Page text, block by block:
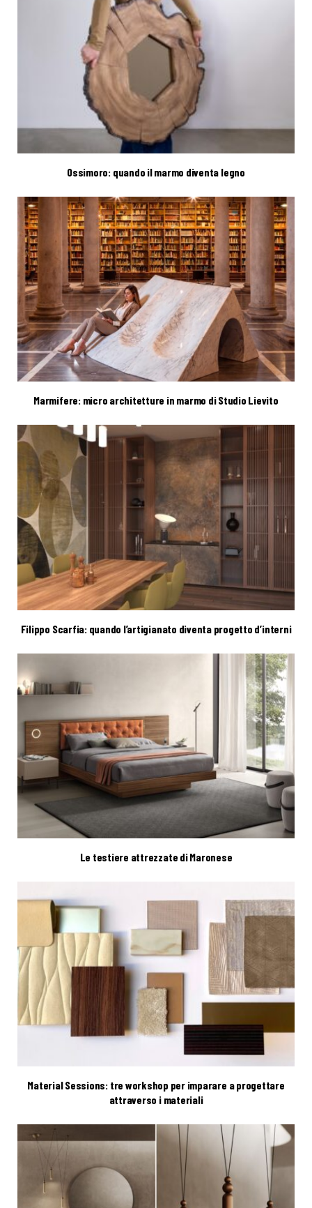
Ossimoro: quando il marmo diventa legno
Marmifere: micro architetture in marmo di Studio Lievito
Filippo Scarfia: quando l’artigianato diventa progetto d’interni
Le testiere attrezzate di Maronese
Material Sessions: tre workshop per imparare a progettare
attraverso i materiali